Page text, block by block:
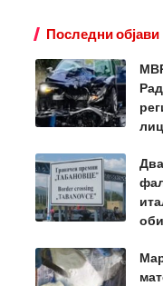
Последни објави